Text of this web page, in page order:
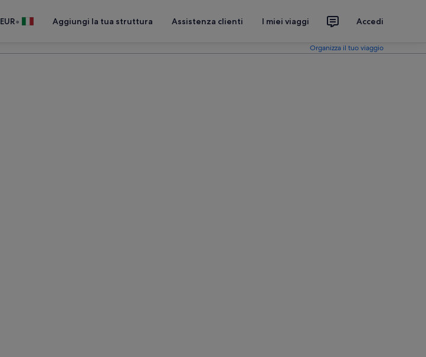
EUR• Aggiungi la tua struttura Assistenza clienti I miei viaggi Accedi
Organizza il tuo viaggio